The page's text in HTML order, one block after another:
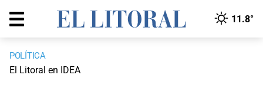
11.8°
POLÍTICA
El Litoral en IDEA